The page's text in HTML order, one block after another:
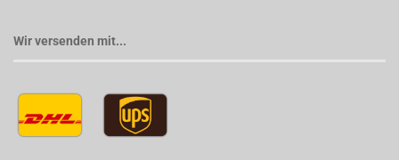
Wir versenden mit...